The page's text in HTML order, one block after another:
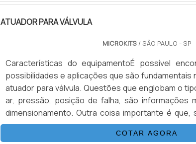
ATUADOR PARA VÁLVULA
MICROKITS/ SÃO PAULO - SP
Características do equipamentoÉ possível
possibilidades e aplicações que são fundamentais
atuador para válvula. Questões que englobam o
ar, pressão, posição de falha, são informações
dimensionamento. Outra coisa importante é
válvula é que pode escolher o tipo de
válvulaCada atuador para válvula em possui uma
COTAR AGORA